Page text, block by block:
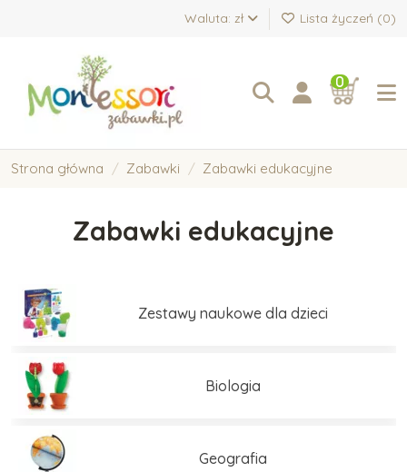
Waluta: zł Lista życzeń (0)
0
Strona główna Zabawki Zabawki edukacyjne
Zabawki edukacyjne
Zestawy naukowe dla dzieci
Biologia
Geografia